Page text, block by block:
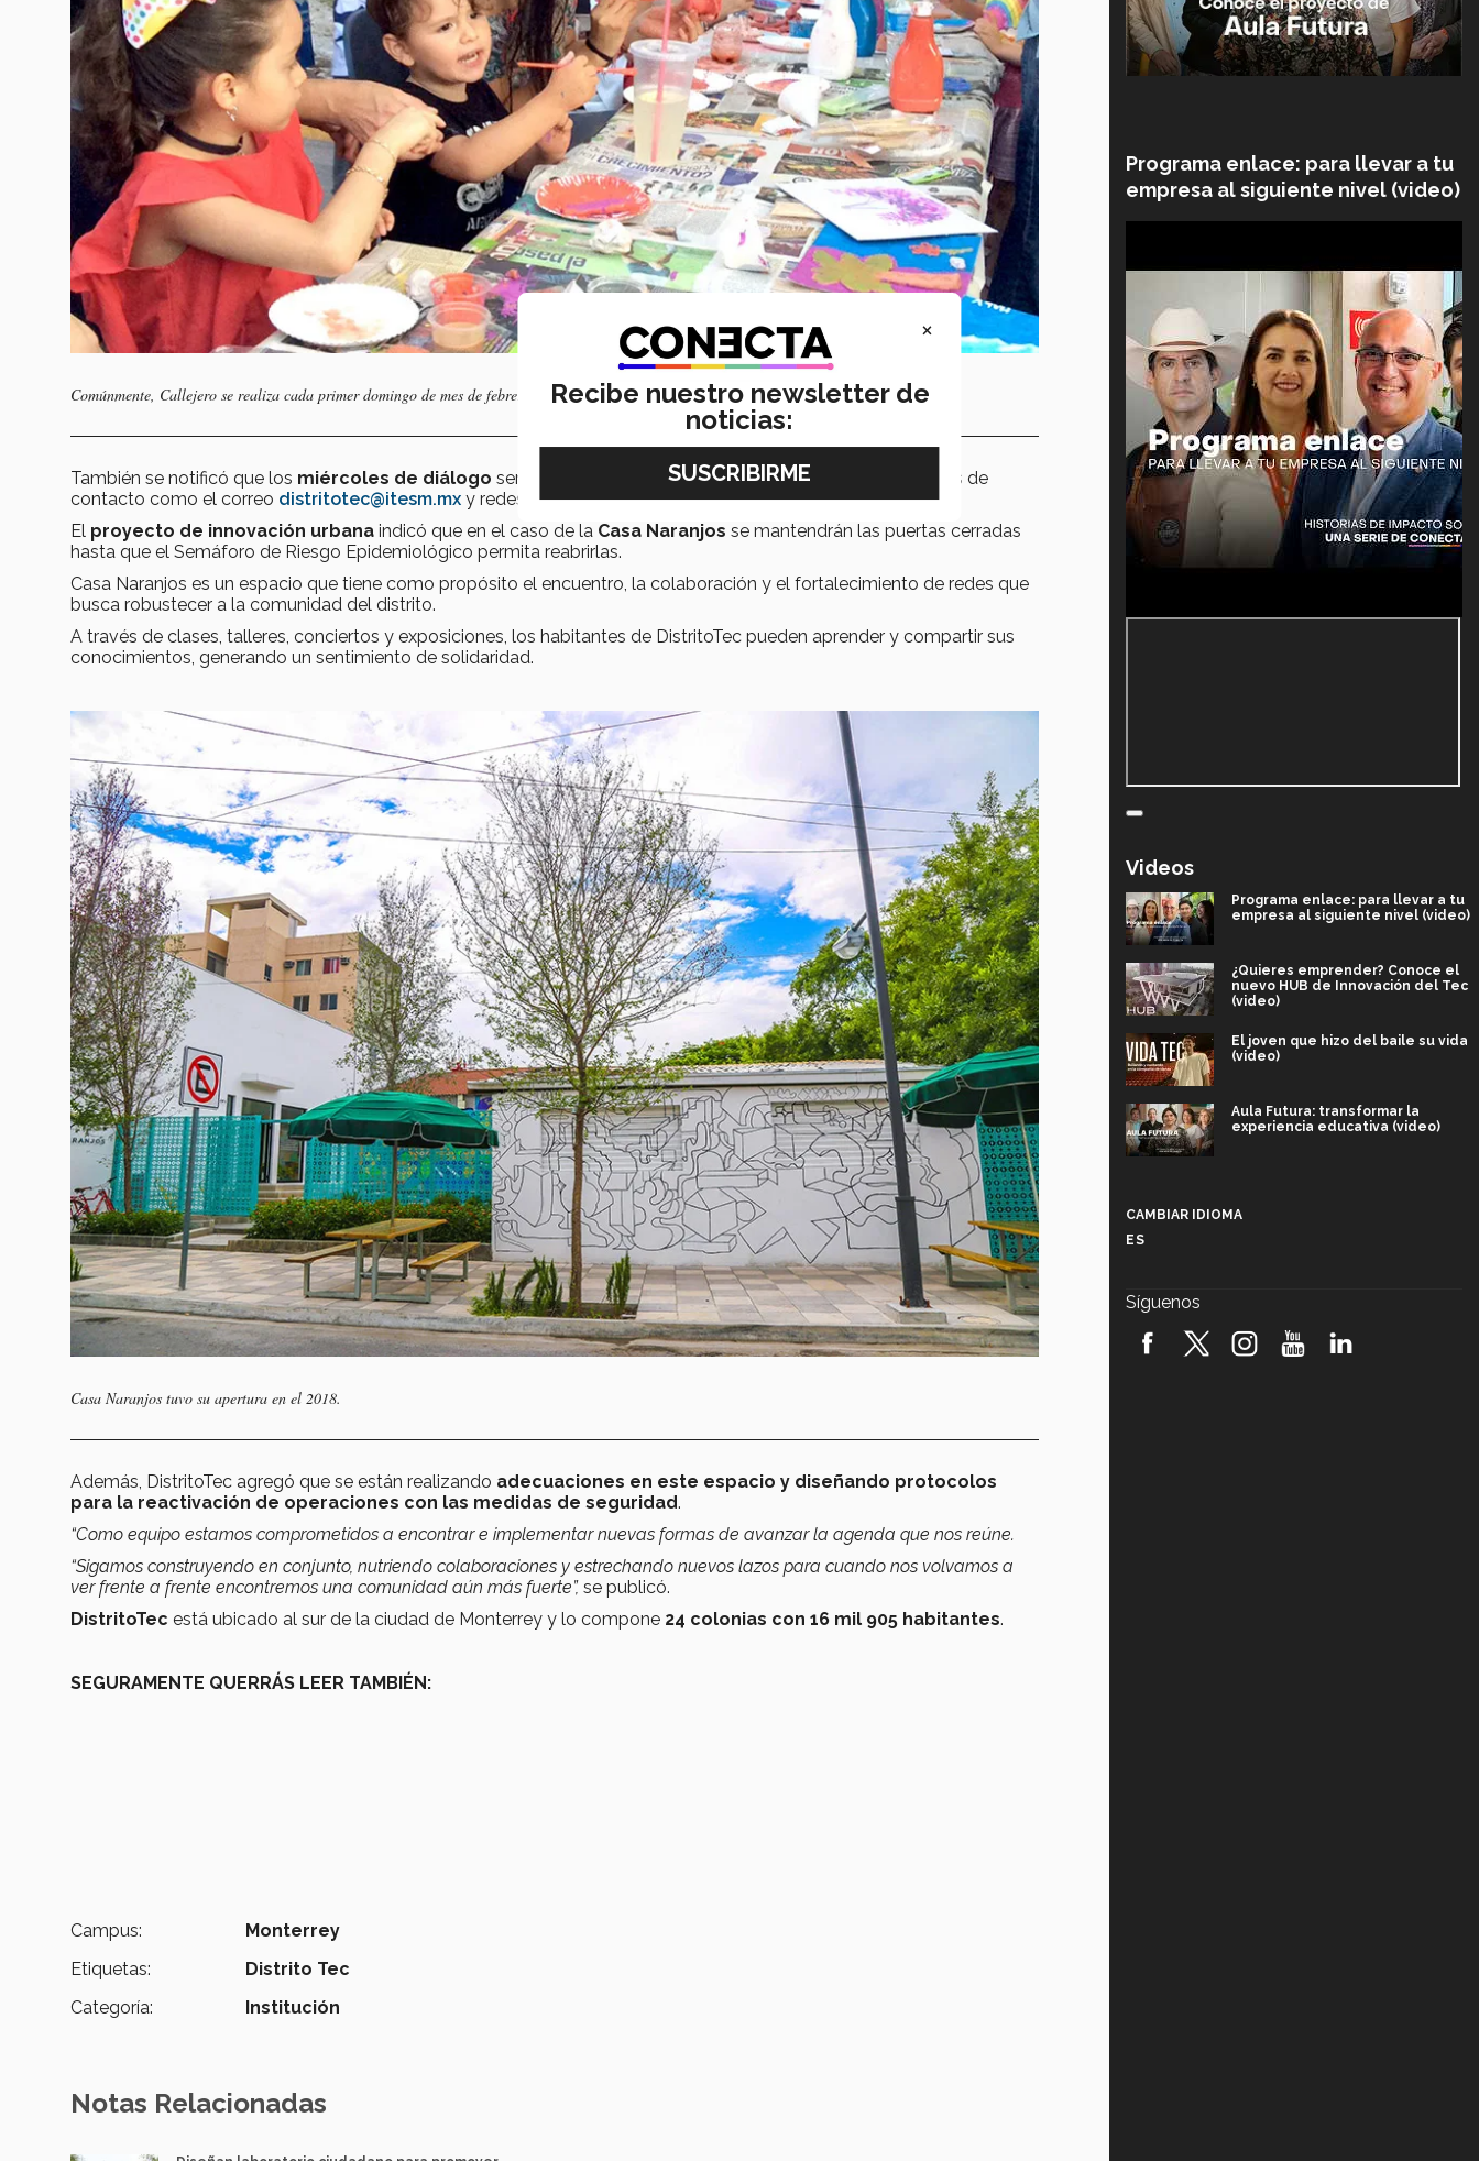
Comúnmente, Callejero se realiza cada primer domingo de mes de febrero a noviembre; ante la pandemia, DistritoTec decidió cancelarlo.
También se notificó que los miércoles de diálogo serán atendidos de lunes a viernes a través de los medios de
contacto como el correo distritotec@itesm.mx y redes sociales@DistritoTec.
El proyecto de innovación urbana indicó que en el caso de la Casa Naranjos se mantendrán las puertas cerradas
hasta que el Semáforo de Riesgo Epidemiológico permita reabrirlas.
Casa Naranjos es un espacio que tiene como propósito el encuentro, la colaboración y el fortalecimiento de redes que
busca robustecer a la comunidad del distrito.
A través de clases, talleres, conciertos y exposiciones, los habitantes de DistritoTec pueden aprender y compartir sus
conocimientos, generando un sentimiento de solidaridad.
Casa Naranjos tuvo su apertura en el 2018.
Además, DistritoTec agregó que se están realizando adecuaciones en este espacio y diseñando protocolos
para la reactivación de operaciones con las medidas de seguridad.
“Como equipo estamos comprometidos a encontrar e implementar nuevas formas de avanzar la agenda que nos reúne.
“Sigamos construyendo en conjunto, nutriendo colaboraciones y estrechando nuevos lazos para cuando nos volvamos a
ver frente a frente encontremos una comunidad aún más fuerte”, se publicó.
DistritoTec está ubicado al sur de la ciudad de Monterrey y lo compone 24 colonias con 16 mil 905 habitantes.
SEGURAMENTE QUERRÁS LEER TAMBIÉN:
Campus:
Monterrey
Etiquetas:
Distrito Tec
Categoría:
Institución
Notas Relacionadas
Programa enlace: para llevar a tu
empresa al siguiente nivel (video)
Videos
Programa enlace: para llevar a tu
empresa al siguiente nivel (video)
¿Quieres emprender? Conoce el
nuevo HUB de Innovación del Tec
(video)
El joven que hizo del baile su vida
(video)
Aula Futura: transformar la
experiencia educativa (video)
robótica FIRST 2026! (video)
CAMBIAR IDIOMA
ES
Síguenos
×
Recibe nuestro newsletter de
noticias: